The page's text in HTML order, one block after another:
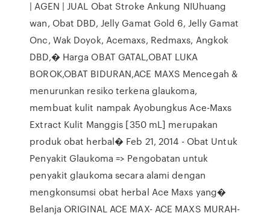
| AGEN | JUAL Obat Stroke Ankung NIUhuang
wan, Obat DBD, Jelly Gamat Gold 6, Jelly Gamat
Onc, Wak Doyok, Acemaxs, Redmaxs, Angkok
DBD,� Harga OBAT GATAL,OBAT LUKA
BOROK,OBAT BIDURAN,ACE MAXS Mencegah &
menurunkan resiko terkena glaukoma,
membuat kulit nampak Ayobungkus Ace-Maxs
Extract Kulit Manggis [350 mL] merupakan
produk obat herbal� Feb 21, 2014 - Obat Untuk
Penyakit Glaukoma => Pengobatan untuk
penyakit glaukoma secara alami dengan
mengkonsumsi obat herbal Ace Maxs yang�
Belanja ORIGINAL ACE MAX- ACE MAXS MURAH-